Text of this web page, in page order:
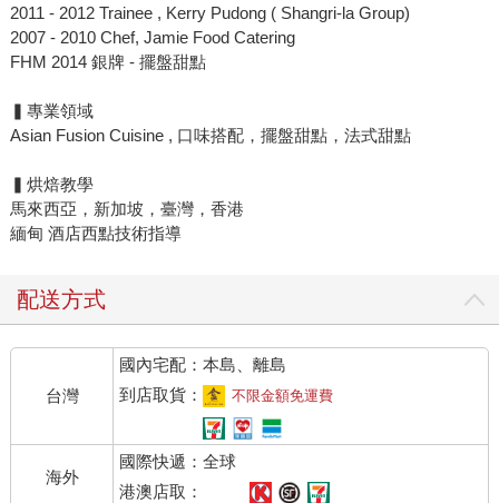
2011 - 2012 Trainee , Kerry Pudong ( Shangri-la Group)
2007 - 2010 Chef, Jamie Food Catering
FHM 2014 銀牌 - 擺盤甜點
▍專業領域
Asian Fusion Cuisine , 口味搭配，擺盤甜點，法式甜點
▍烘焙教學
馬來西亞，新加坡，臺灣，香港
緬甸 酒店西點技術指導
配送方式
台灣
國內宅配：本島、離島
到店取貨：
不限金額免運費
海外
國際快遞：全球
港澳店取：